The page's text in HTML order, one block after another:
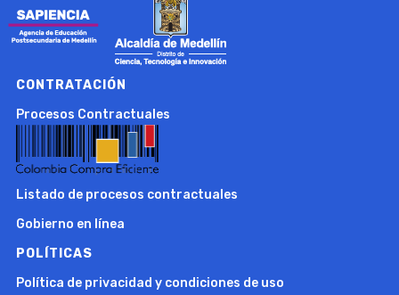
CONTRATACIÓN
Procesos Contractuales
Listado de procesos contractuales
Gobierno en línea
POLÍTICAS
Política de privacidad y condiciones de uso